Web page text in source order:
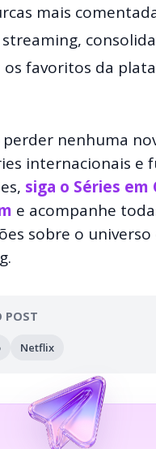
mais
favoritos da
perder nenhuma
internacionais e
siga o Séries em
e acompanhe
sobre o universo
POST
Netflix